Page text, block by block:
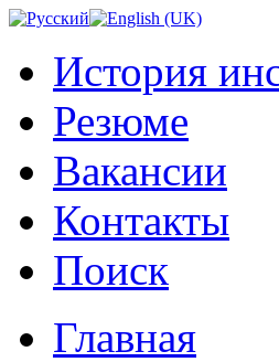
История
Резюме
Вакансии
Контакты
Поиск
Главная